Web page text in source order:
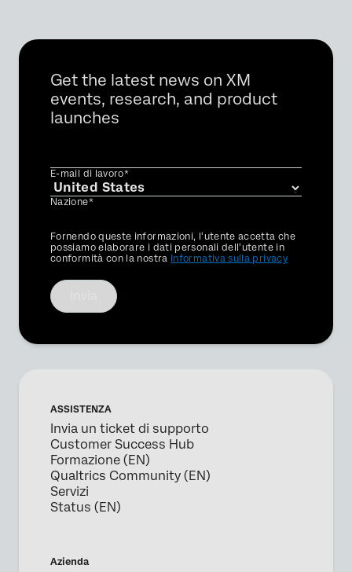
Nome*
Cognome*
Azienda*
Job title*
E-mail di lavoro*
Nazione*
Get the latest news on XM
events, research, and product
launches
E-mail di lavoro*
Nazione*
Privacy
Optin
Fornendo queste informazioni, l'utente accetta che
possiamo elaborare i dati personali dell'utente in
conformità con la nostra Informativa sulla privacy
ASSISTENZA
Invia un ticket di supporto
Customer Success Hub
Formazione (EN)
Qualtrics Community (EN)
Servizi
Status (EN)
Azienda